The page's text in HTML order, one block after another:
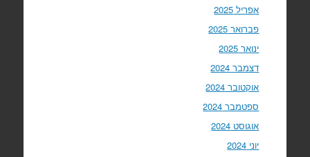
אפריל 2025
פברואר 2025
ינואר 2025
דצמבר 2024
אוקטובר 2024
ספטמבר 2024
אוגוסט 2024
יוני 2024